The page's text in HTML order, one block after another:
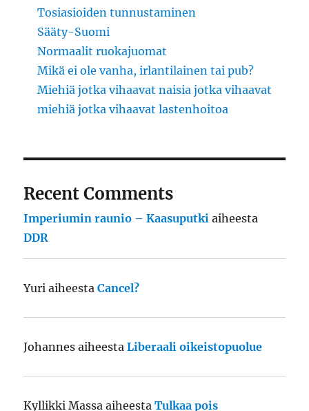
Tosiasioiden tunnustaminen
Sääty-Suomi
Normaalit ruokajuomat
Mikä ei ole vanha, irlantilainen tai pub?
Miehiä jotka vihaavat naisia jotka vihaavat
miehiä jotka vihaavat lastenhoitoa
Recent Comments
Imperiumin raunio – Kaasuputki aiheesta
DDR
Yuri aiheestaCancel?
Johannes aiheestaLiberaali oikeistopuolue
Kyllikki Massa aiheestaTulkaa pois